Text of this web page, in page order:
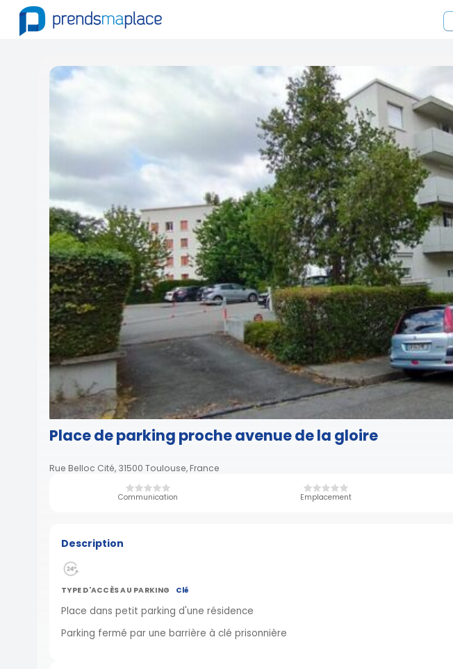
Place de parking proche avenue de la gloire
Rue Belloc Cité, 31500 Toulouse, France
Communication Emplacement
Description
TYPE D'ACCÈS AU PARKING Clé
Place dans petit parking d'une résidence
Parking fermé par une barrière à clé prisonnière